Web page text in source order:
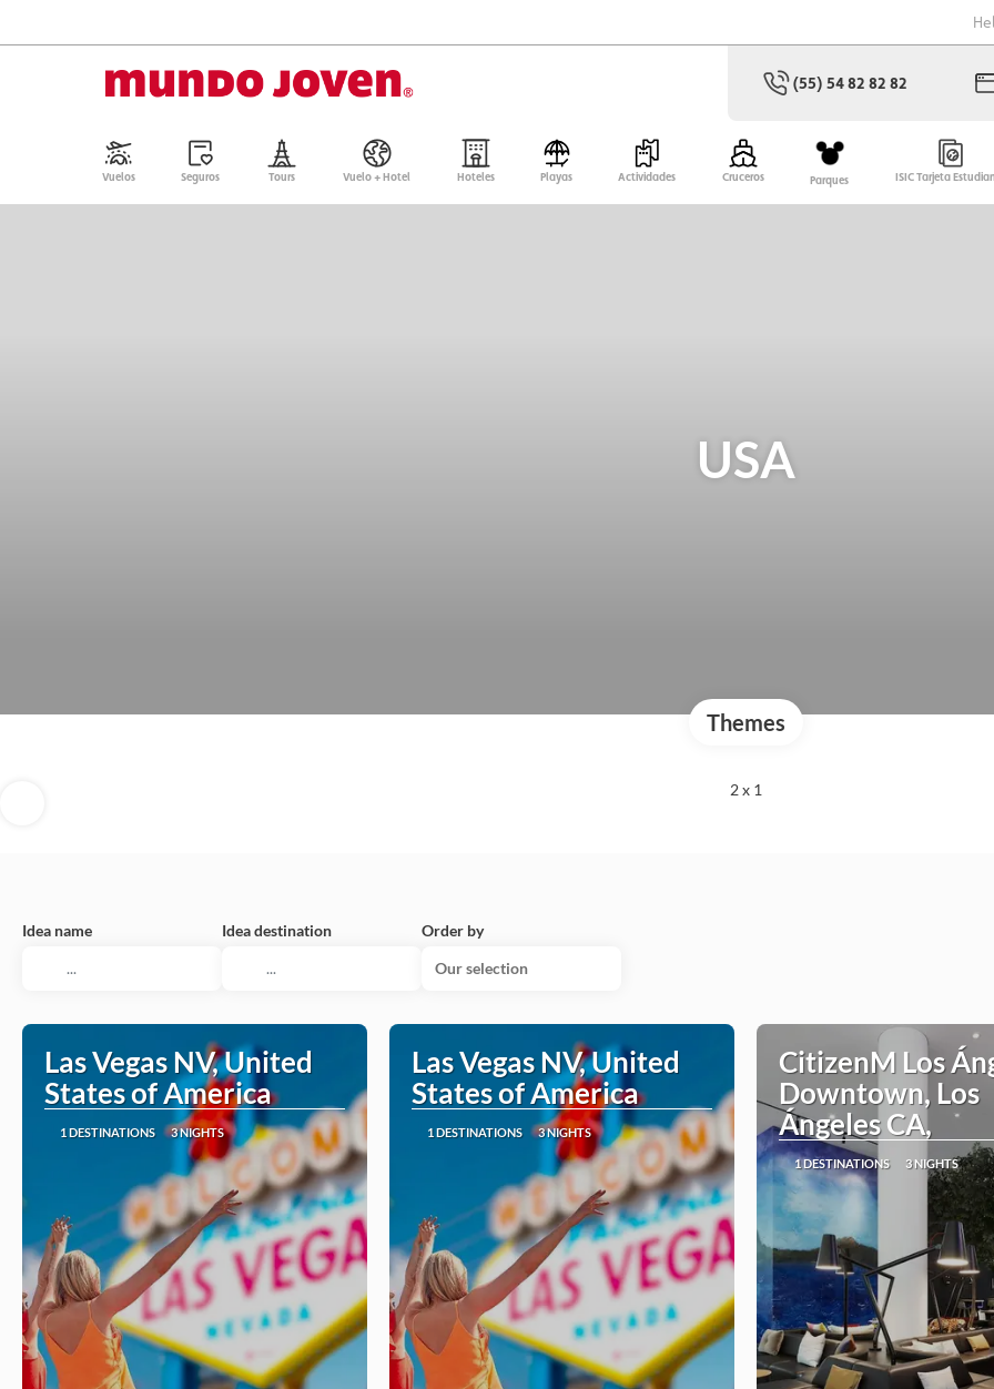
(55) 54 82 82 82
Vuelos Seguros Tours Vuelo + Hotel Hoteles Playas Actividades Cruceros Parques ISIC Tarjeta
USA
Themes
2 x 1
Idea name Idea destination
Order by
Our selection
Las Vegas NV, United
States of America
1 DESTINATIONS 3 NIGHTS
Las Vegas NV, United
States of America
1 DESTINATIONS 3 NIGHTS
CitizenM Los
Downtown, Los
Ángeles CA,
1 DESTINATIONS 3 NIGHTS